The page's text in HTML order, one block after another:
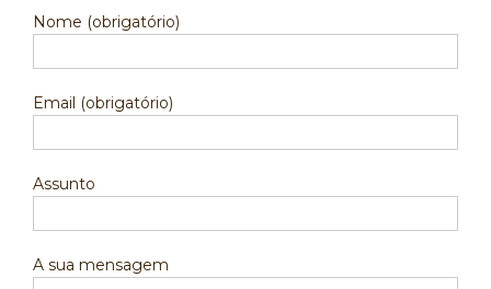
Nome (obrigatório)
Email (obrigatório)
Assunto
A sua mensagem